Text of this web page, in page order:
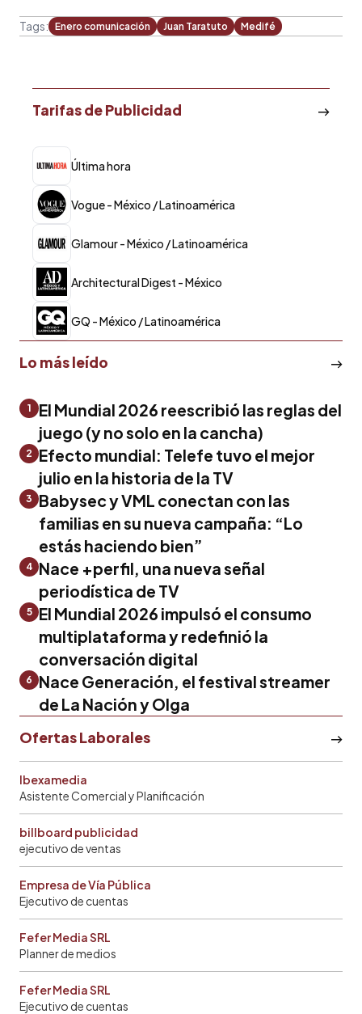
Tags: Enero comunicación Juan Taratuto Medifé
Tarifas de Publicidad
Última hora
Vogue - México / Latinoamérica
Glamour - México / Latinoamérica
Architectural Digest - México
GQ - México / Latinoamérica
Lo más leído
1
El Mundial 2026 reescribió las reglas del
juego (y no solo en la cancha)
2
Efecto mundial: Telefe tuvo el mejor
julio en la historia de la TV
3
Babysec y VML conectan con las
familias en su nueva campaña: “Lo
estás haciendo bien”
4 Nace +perfil, una nueva señal
periodística de TV
5
El Mundial 2026 impulsó el consumo
multiplataforma y redefinió la
conversación digital
6
Nace Generación, el festival streamer
de La Nación y Olga
Ofertas Laborales
Ibexamedia
Asistente Comercial y Planificación
billboard publicidad
ejecutivo de ventas
Empresa de Vía Pública
Ejecutivo de cuentas
Fefer Media SRL
Planner de medios
Fefer Media SRL
Ejecutivo de cuentas